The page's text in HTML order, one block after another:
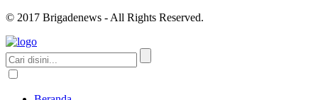
© 2017 Brigadenews - All Rights Reserved.